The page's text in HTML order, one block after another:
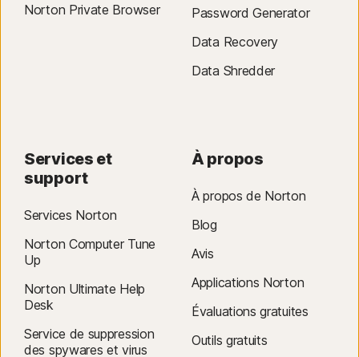
Norton Private Browser
Password Generator
Data Recovery
Data Shredder
Services et
support
Services Norton
Norton Computer Tune
Up
Norton Ultimate Help
Desk
Service de suppression
des spywares et virus
À propos
À propos de Norton
Blog
Avis
Applications Norton
Évaluations gratuites
Outils gratuits